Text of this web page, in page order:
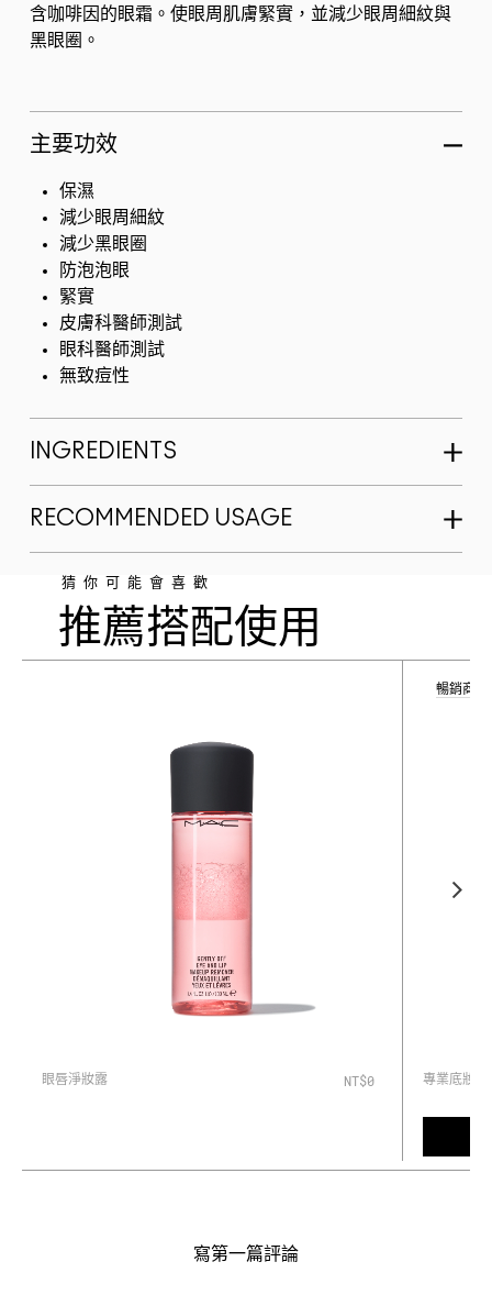
含咖啡因的眼霜。使眼周肌膚緊實，並減少眼周細紋與
黑眼圈。
主要功效
保濕
減少眼周細紋
減少黑眼圈
防泡泡眼
緊實
皮膚科醫師測試
眼科醫師測試
無致痘性
INGREDIENTS
RECOMMENDED USAGE
猜你可能會喜歡
推薦搭配使用
眼唇淨妝露 NT$0
暢銷商品
專業底妝粉
寫第一篇評論